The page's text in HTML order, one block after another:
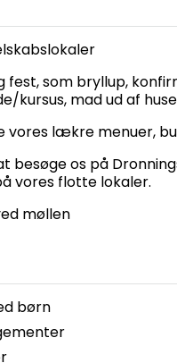
fest, som bryllup,
kursus, mad ud af
vores lækre menuer,
besøge os på
vores flotte lokaler.
møllen
børn